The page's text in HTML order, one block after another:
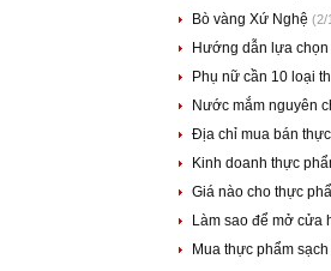
Bò vàng Xứ Nghệ (2/
Hướng dẫn lựa
Phụ nữ cần 10 loại
Nước mắm nguyên
Địa chỉ mua bán
Kinh doanh thực
Giá nào cho thực
Làm sao để mở cửa
Mua thực phẩm